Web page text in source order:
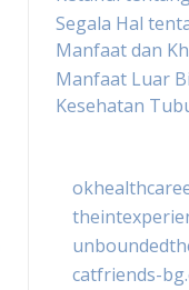
Segala Hal
Manfaat dan
Manfaat Luar
Kesehatan
catfriends-